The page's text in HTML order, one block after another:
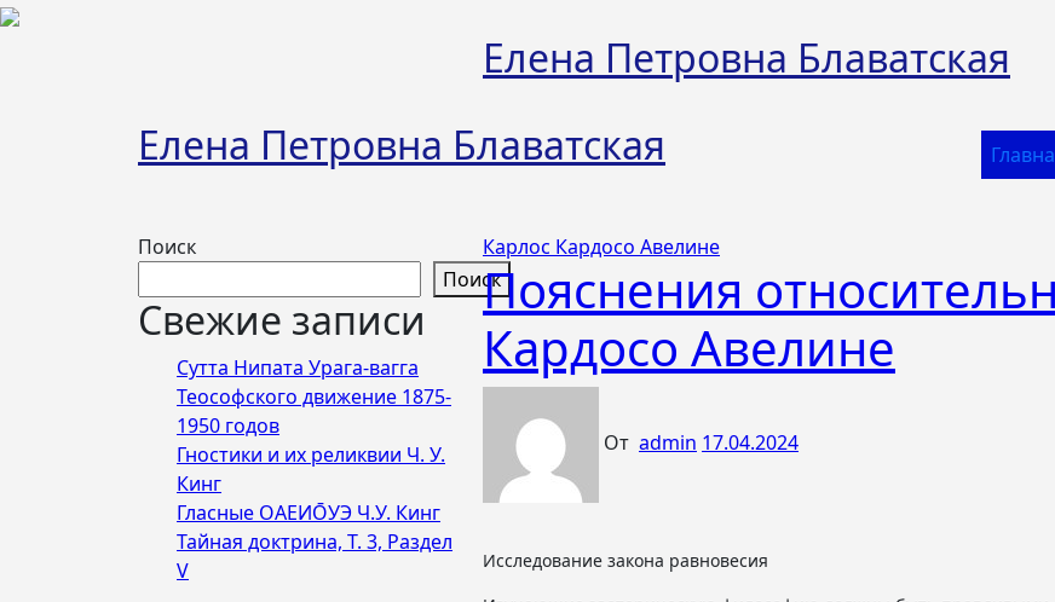
Перейти
Елена Петровна Блаватская
Елена Петровна Блаватская
Поиск
Поиск
Свежие записи
Сутта Нипата Урага-вагга
Теософского движение 1875-
1950 годов
Гностики и их реликвии Ч. У.
Кинг
Гласные ОАЕИО̄УЭ Ч.У. Кинг
Тайная доктрина, Т. 3, Раздел
V
Карлос Кардосо Авелине
Пояснения
Кардосо Авелине
От admin 17.04.2024
Исследование закона равновесия